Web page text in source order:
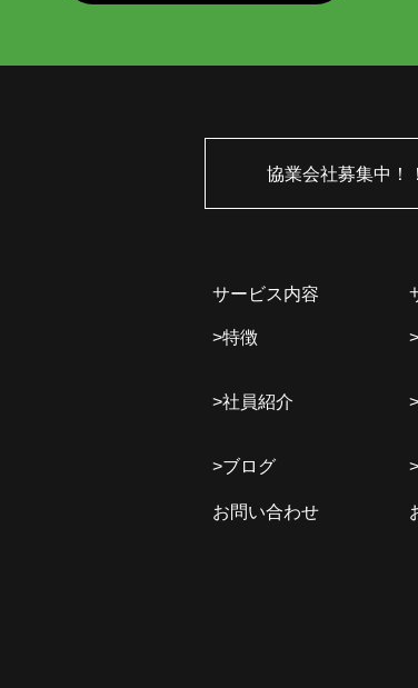
協業会社募集中！！
サービス内容
>特徴
>社員紹介
>ブログ
お問い合わせ